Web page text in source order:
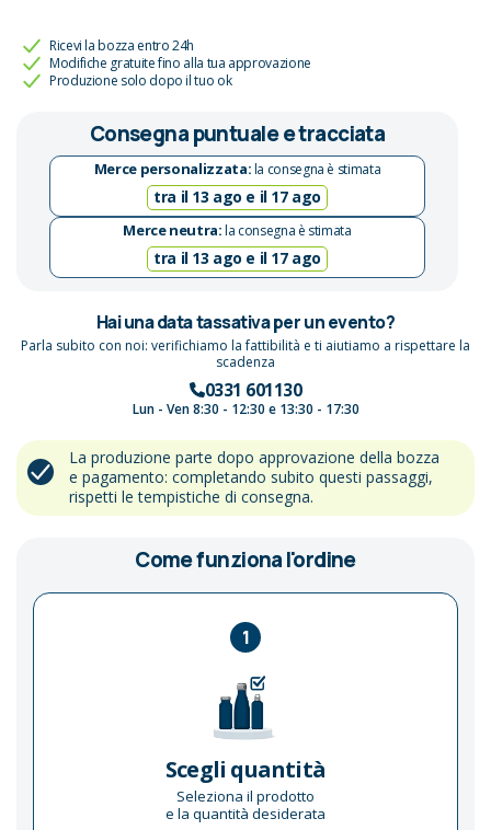
Ricevi la bozza entro 24h
Modifiche gratuite fino alla tua approvazione
Produzione solo dopo il tuo ok
Consegna puntuale e tracciata
Merce personalizzata:la consegna è stimata
tra il 13 ago e il 17 ago
Merce neutra:la consegna è stimata
tra il 13 ago e il 17 ago
Hai una data tassativa per un evento?
Parla subito con noi: verifichiamo la fattibilità e ti aiutiamo a rispettare la
scadenza
0331 601130
Lun - Ven 8:30 - 12:30 e 13:30 - 17:30
La produzione parte dopo approvazione della bozza
e pagamento: completando subito questi passaggi,
rispetti le tempistiche di consegna.
Come funziona l'ordine
1
Scegli quantità
Seleziona il prodotto
e la quantità desiderata